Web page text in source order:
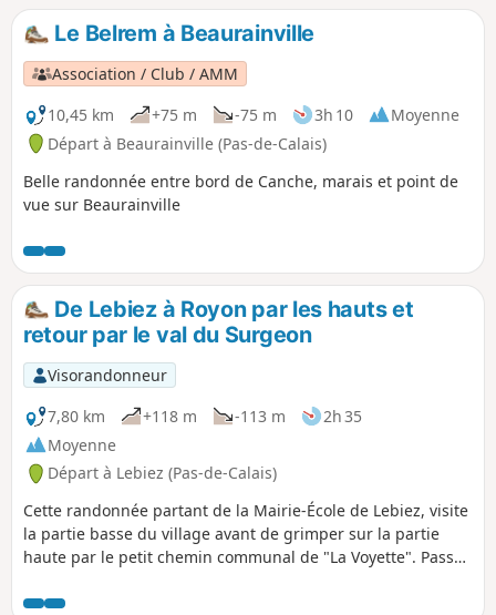
Le Belrem à Beaurainville
Association / Club / AMM
10,45 km
+75 m -75 m 3h 10
Moyenne
Départ à Beaurainville (Pas-de-Calais)
Belle randonnée entre bord de Canche, marais et point de
vue sur Beaurainville
De Lebiez à Royon par les hauts et
retour par le val du Surgeon
Visorandonneur
7,80 km
+118 m -113 m
2h 35
Moyenne
Départ à Lebiez (Pas-de-Calais)
Cette randonnée partant de la Mairie-École de Lebiez, visite
la partie basse du village avant de grimper sur la partie
haute par le petit chemin communal de "La Voyette". Passez
redescend ensuite sur Royon où il retraverse la Créquoise